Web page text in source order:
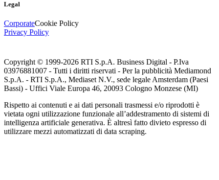
Legal
CorporateCookie Policy
Privacy Policy
Copyright © 1999-2026 RTI S.p.A. Business Digital - P.Iva
03976881007 - Tutti i diritti riservati - Per la pubblicità Mediamond
S.p.A. - RTI S.p.A., Mediaset N.V., sede legale Amsterdam (Paesi
Bassi) - Uffici Viale Europa 46, 20093 Cologno Monzese (MI)
Rispetto ai contenuti e ai dati personali trasmessi e/o riprodotti è
vietata ogni utilizzazione funzionale all’addestramento di sistemi di
intelligenza artificiale generativa. È altresì fatto divieto espresso di
utilizzare mezzi automatizzati di data scraping.